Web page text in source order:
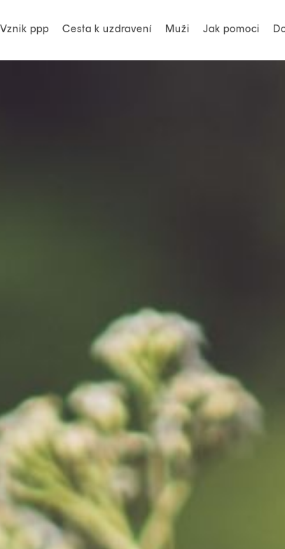
Vznik ppp Cesta k uzdravení Muži Jak pomoci